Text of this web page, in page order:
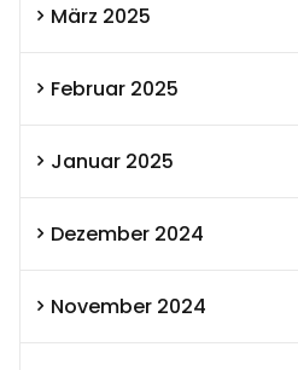
März 2025
Februar 2025
Januar 2025
Dezember 2024
November 2024